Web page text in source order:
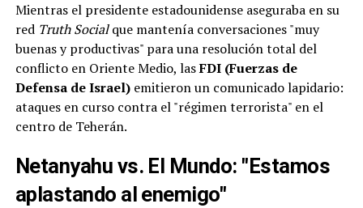
Mientras el presidente estadounidense aseguraba en su
red Truth Socialque mantenía conversaciones "muy
buenas y productivas" para una resolución total del
conflicto en Oriente Medio, lasFDI (Fuerzas de
Defensa de Israel)emitieron un comunicado lapidario:
ataques en curso contra el "régimen terrorista" en el
centro de Teherán.
Netanyahu vs. El Mundo: "Estamos
aplastando al enemigo"